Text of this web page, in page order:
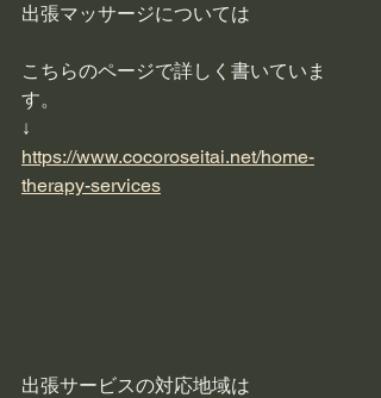
出張マッサージについては
こちらのページで詳しく書いていま
す。
↓
https://www.cocoroseitai.net/home-
therapy-services
出張サービスの対応地域は